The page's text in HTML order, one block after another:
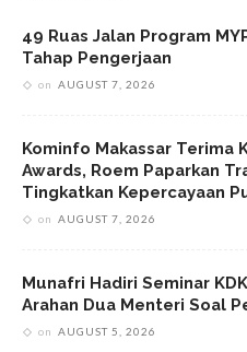
49 Ruas Jalan Program
Tahap Pengerjaan
on AUGUST 7, 2026
Kominfo Makassar Terima
Awards, Roem Paparkan
Tingkatkan Kepercayaan
on AUGUST 7, 2026
Munafri Hadiri Seminar
Arahan Dua Menteri Soal
on AUGUST 5, 2026